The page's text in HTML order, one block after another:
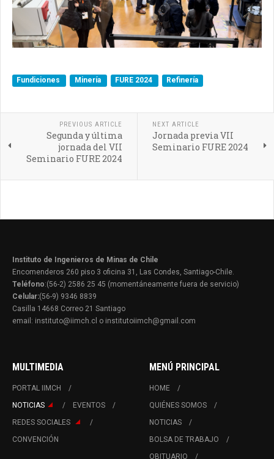
Fundiciones Minería FURE 2024 Refinería
PREVIOUS ARTICLE
Segunda y última
jornada del VII
Seminario FURE 2024
NEXT ARTICLE
Jornada previa VII
Seminario FURE 2024
Instituto de Ingenieros de Minas de Chile
Encomenderos 260 piso 3 oficina 31, Las Condes, Santiago-Chile.
Teléfono:(56-2) 2586 25 45 (momentáneamente fuera de servicio)
Celular:(56-9) 9346 8839
Casilla 14668 Correo 21 Santiago
email: instituto@iimch.cl o institutoiimch@gmail.com
MULTIMEDIA
PORTAL IIMCH
NOTICIAS
EVENTOS
REDES SOCIALES
CONVENCIÓN
MENÚ PRINCIPAL
HOME
QUIÉNES SOMOS
NOTICIAS
BOLSA DE TRABAJO
OBITUARIO